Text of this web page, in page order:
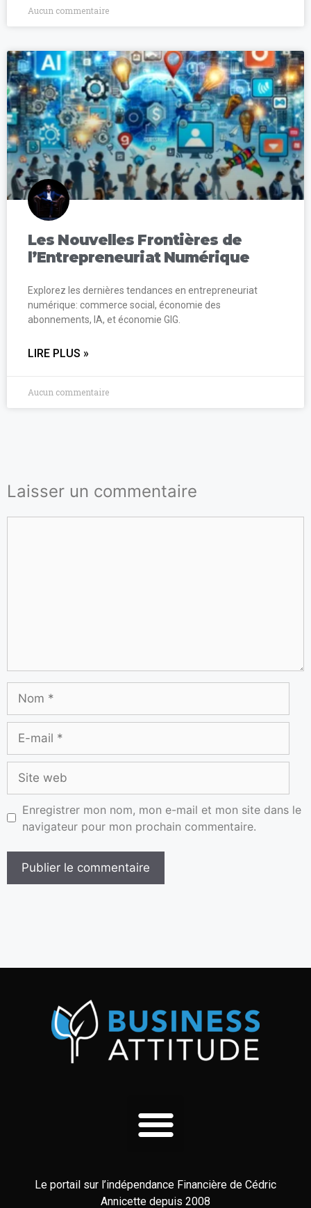
Aucun commentaire
Les Nouvelles Frontières de
l’Entrepreneuriat Numérique
Explorez les dernières tendances en entrepreneuriat
numérique: commerce social, économie des
abonnements, IA, et économie GIG.
LIRE PLUS »
Aucun commentaire
Laisser un commentaire
Enregistrer mon nom, mon e-mail et mon site dans le
navigateur pour mon prochain commentaire.
Le portail sur l’indépendance Financière de Cédric
Annicette depuis 2008